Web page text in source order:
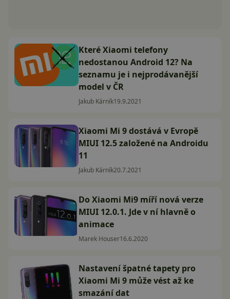
Které Xiaomi telefony
nedostanou Android 12? Na
seznamu je i nejprodávanější
model v ČR
Jakub Kárník19.9.2021
Xiaomi Mi 9 dostává v Evropě
MIUI 12.5 založené na Androidu
11
Jakub Kárník20.7.2021
Do Xiaomi Mi9 míří nová verze
MIUI 12.0.1. Jde v ní hlavně o
animace
Marek Houser16.6.2020
Nastavení špatné tapety pro
Xiaomi Mi 9 může vést až ke
smazání dat